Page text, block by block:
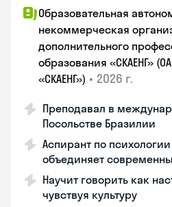
Образовательная
некоммерческая
дополнительного
образования «СКАЕНГ»
«СКАЕНГ») • 2026 г.
Преподавал в
Посольстве Бразилии
Аспирант по
объединяет
Научит говорить как
чувствуя культуру